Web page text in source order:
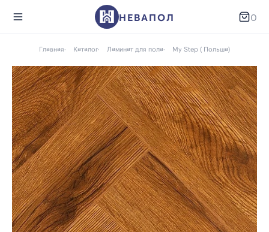
НЕВАПОЛ 0
Главная Каталог Ламинат для пола My Step ( Польша)